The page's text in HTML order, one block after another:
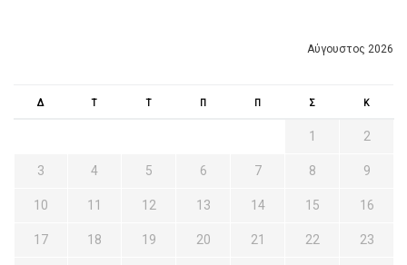
Αύγουστος 2026
Δ Τ Τ Π Π Σ Κ
1 2
3 4 5 6 7 8 9
10 11 12 13 14 15 16
17 18 19 20 21 22 23